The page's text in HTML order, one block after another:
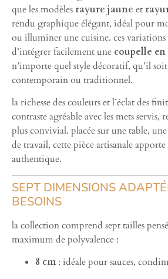
que les modèles rayure jaune et
rendu graphique élégant, idéal pour
ou illuminer une cuisine. ces
d’intégrer facilement une coupelle
n’importe quel style décoratif, qu’il
contemporain ou traditionnel.
la richesse des couleurs et l’éclat des
contraste agréable avec les mets servis,
plus convivial. placée sur une table,
de travail, cette pièce artisanale
authentique.
SEPT DIMENSIONS
BESOINS
la collection comprend sept tailles
maximum de polyvalence :
8 cm: idéale pour sauces,